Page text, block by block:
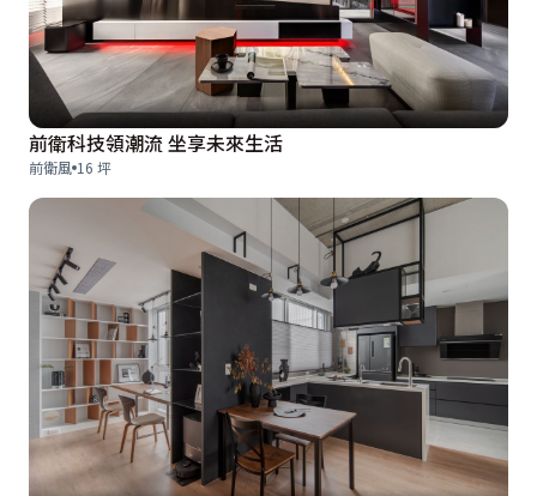
前衛科技領潮流 坐享未來生活
前衛風 16 坪